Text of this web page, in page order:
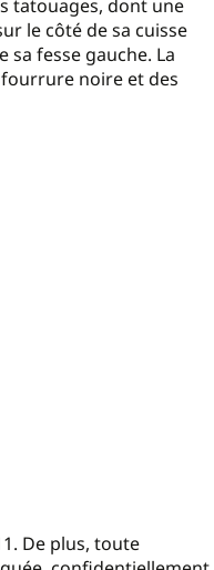
tatouages, dont une
le côté de sa cuisse
fesse gauche. La
noire et des
De plus, toute